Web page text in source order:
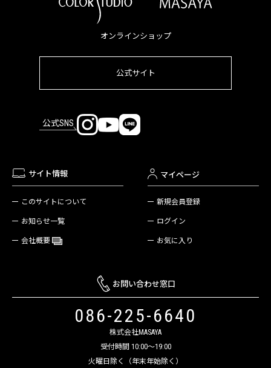
オンラインショップ
公式サイト
公式SNS
サイト情報
このサイトについて
お知らせ一覧
会社概要
マイページ
新規会員登録
ログイン
お気に入り
お問い合わせ窓口
086-225-6640
株式会社MASAYA
受付時間 10:00～19:00
火曜日除く（年末年始除く）